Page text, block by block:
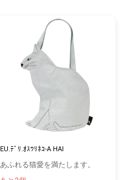
EU.ﾃﾞﾘ.ｵｽﾜﾘﾈｺ-A HAI
あふれる猫愛を満たします。